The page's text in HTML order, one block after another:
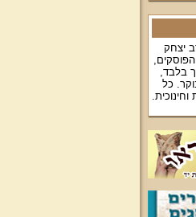
יצחק
בלבד,
כל